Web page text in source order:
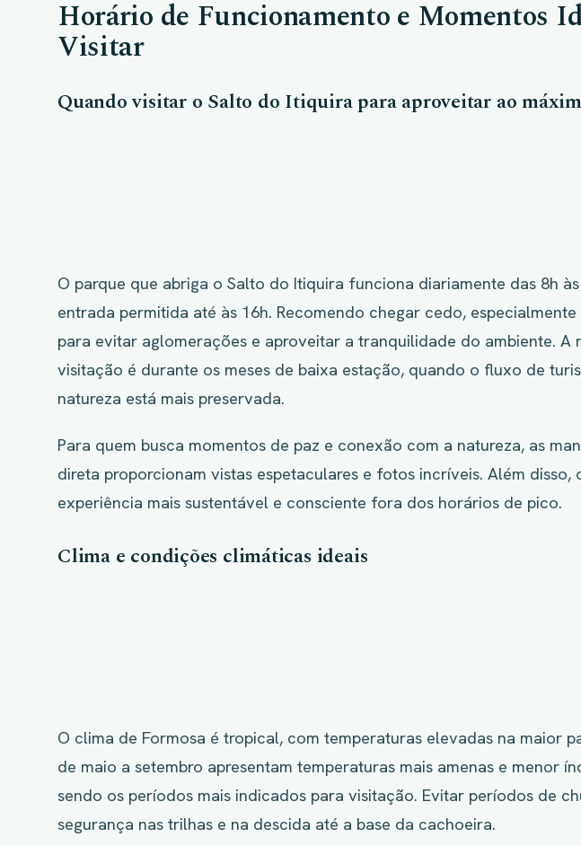
Horário de Funcionamento e Momentos
Visitar
Quando visitar o Salto do Itiquira para aproveitar ao
O parque que abriga o Salto do Itiquira funciona diariamente das 8h
entrada permitida até às 16h. Recomendo chegar cedo,
para evitar aglomerações e aproveitar a tranquilidade do ambiente. A
visitação é durante os meses de baixa estação, quando o fluxo de
natureza está mais preservada.
Para quem busca momentos de paz e conexão com a natureza, as
direta proporcionam vistas espetaculares e fotos incríveis. Além disso,
experiência mais sustentável e consciente fora dos horários de pico.
Clima e condições climáticas ideais
O clima de Formosa é tropical, com temperaturas elevadas na maior
de maio a setembro apresentam temperaturas mais amenas e menor
sendo os períodos mais indicados para visitação. Evitar períodos de
segurança nas trilhas e na descida até a base da cachoeira.